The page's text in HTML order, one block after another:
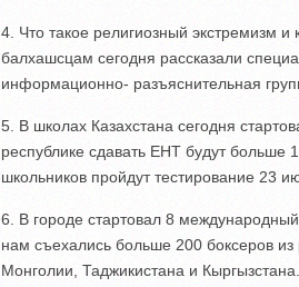
4. Что такое религиозный экстремизм и
балхашсцам сегодня рассказали
информационно- разъяснительная
5. В школах Казахстана сегодня
республике сдавать ЕНТ будут
школьников пройдут тестирование 23
6. В городе стартовал 8
нам съехались больше 200 боксеров из
Монголии, Таджикистана и Кыргызстана.